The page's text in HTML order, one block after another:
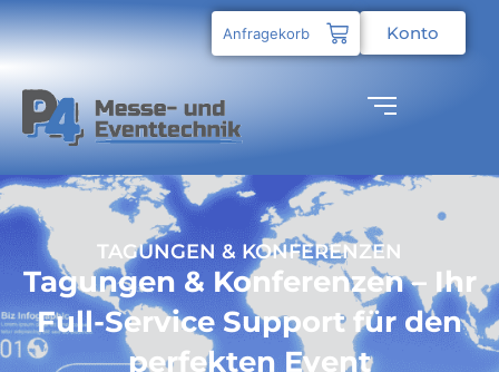
Konto
Anfragekorb
TAGUNGEN & KONFERENZEN
Tagungen & Konferenzen – Ihr
Full-Service Support für den
perfekten Event